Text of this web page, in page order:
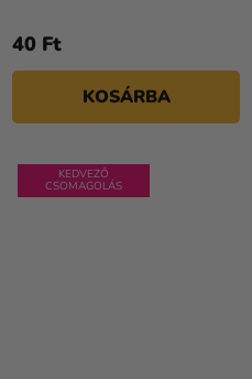
5,0
csillag.
40 Ft
KOSÁRBA
KEDVEZŐ
CSOMAGOLÁS